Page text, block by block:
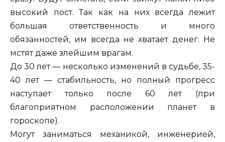
высокий пост. Так как на них всегда лежит
большая ответственность и много
обязанностей, им всегда не хватает денег. Не
мстят даже злейшим врагам.
До 30 лет — несколько изменений в судьбе, 35-
40 лет — стабильность, но полный прогресс
наступает только после 60 лет (при
благоприятном расположении планет в
гороскопе).
Могут заниматься механикой, инженерией,